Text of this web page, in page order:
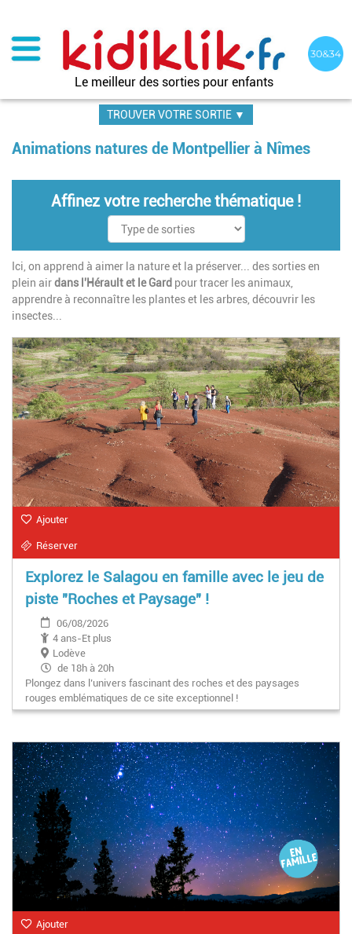
contenu
principal
Le meilleur des sorties pour enfants
TROUVER VOTRE SORTIE ▼
Animations natures de Montpellier à Nîmes
Affinez votre recherche thématique !
Ici, on apprend à aimer la nature et la préserver... des sorties en
plein airdans l'Hérault et le Gard pour tracer les animaux,
apprendre à reconnaître les plantes et les arbres, découvrir les
insectes...
Ajouter
Réserver
Explorez le Salagou en famille avec le jeu de
piste "Roches et Paysage" !
06/08/2026
4 ans-Et plus
Lodève
de 18h à 20h
Plongez dans l’univers fascinant des roches et des paysages
rouges emblématiques de ce site exceptionnel !
Ajouter